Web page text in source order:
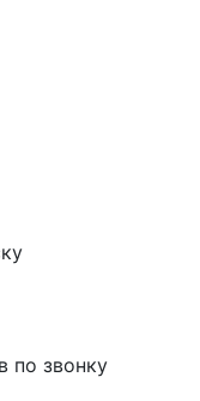
по звонку